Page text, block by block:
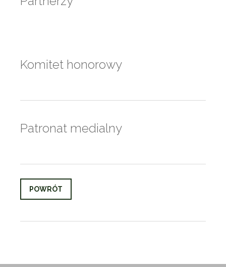
Komitet honorowy
Patronat medialny
POWRÓT